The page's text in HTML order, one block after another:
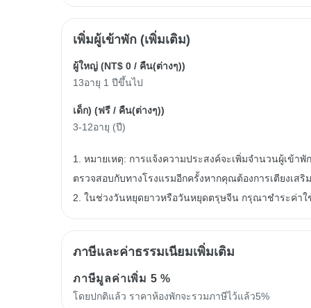
เพิ่มผู้เข้าพัก (เพิ่มเติม)
ผู้ใหญ่ (NT$ 0 / คืน(ต่างๆ))
13อายุ 1 ปีขึ้นไป
เด็ก) (ฟรี / คืน(ต่างๆ))
3-12อายุ (ปี)
1. หมายเหตุ: การแจ้งความประสงค์จะเพิ่มจำนวนผู้เข้า
ตรวจสอบกับทางโรงแรมอีกครั้งหากคุณต้องการเตียงเสริม
2. ในช่วงวันหยุดยาวหรือวันหยุดตรุษจีน กรุณาชำระค่า
ภาษีและค่าธรรมเนียมเพิ่มเติม
ภาษีมูลค่าเพิ่ม 5 %
โดยปกติแล้ว ราคาห้องพักจะรวมภาษีไว้แล้ว5%